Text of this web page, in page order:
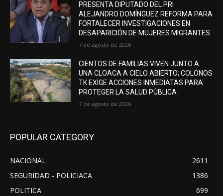
PRESENTA DIPUTADO DEL PRI
ALEJANDRO DOMÍNGUEZ REFORMA PARA
FORTALECER INVESTIGACIONES EN
DESAPARICIÓN DE MUJERES MIGRANTES
7 de agosto de 2026
CIENTOS DE FAMILIAS VIVEN JUNTO A
UNA CLOACA A CIELO ABIERTO; COLONOS
TK EXIGE ACCIONES INMEDIATAS PARA
PROTEGER LA SALUD PÚBLICA
7 de agosto de 2026
POPULAR CATEGORY
NACIONAL
2611
SEGURIDAD - POLICIACA
1386
POLITICA
699